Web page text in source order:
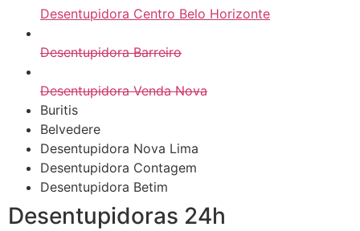
Desentupidora Centro Belo Horizonte
Desentupidora Barreiro
Desentupidora Venda Nova
Buritis
Belvedere
Desentupidora Nova Lima
Desentupidora Contagem
Desentupidora Betim
Desentupidoras 24h